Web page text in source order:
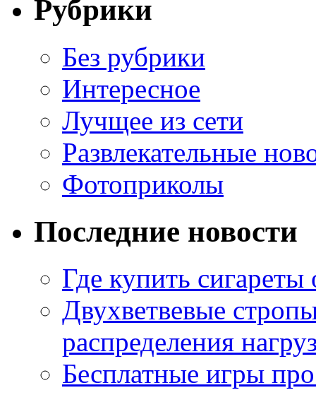
Рубрики
Без рубрики
Интересное
Лучщее из сети
Развлекательные
Фотоприколы
Последние новости
Где купить
Двухветвевые
распределения
Бесплатные игры